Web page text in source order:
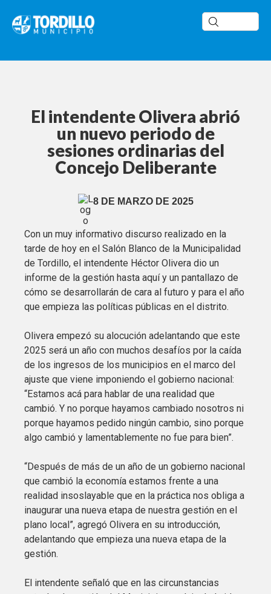
El intendente Olivera abrió
un nuevo periodo de
sesiones ordinarias del
Concejo Deliberante
8 DE MARZO DE 2025
Con un muy informativo discurso realizado en la
tarde de hoy en el Salón Blanco de la Municipalidad
de Tordillo, el intendente Héctor Olivera dio un
informe de la gestión hasta aquí y un pantallazo de
cómo se desarrollarán de cara al futuro y para el año
que empieza las políticas públicas en el distrito.
Olivera empezó su alocución adelantando que este
2025 será un año con muchos desafíos por la caída
de los ingresos de los municipios en el marco del
ajuste que viene imponiendo el gobierno nacional:
“Estamos acá para hablar de una realidad que
cambió. Y no porque hayamos cambiado nosotros ni
porque hayamos pedido ningún cambio, sino porque
algo cambió y lamentablemente no fue para bien”.
“Después de más de un año de un gobierno nacional
que cambió la economía estamos frente a una
realidad insoslayable que en la práctica nos obliga a
inaugurar una nueva etapa de nuestra gestión en el
plano local”, agregó Olivera en su introducción,
adelantando que empieza una nueva etapa de la
gestión.
El intendente señaló que en las circunstancias